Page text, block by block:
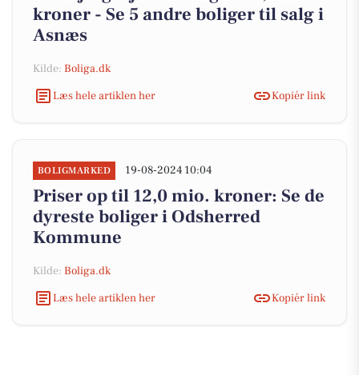
kroner - Se 5 andre boliger til salg i
Asnæs
Kilde: Boliga.dk
Læs hele artiklen her
Kopiér link
BOLIGMARKED 19-08-2024 10:04
Priser op til 12,0 mio. kroner: Se de
dyreste boliger i Odsherred
Kommune
Kilde: Boliga.dk
Læs hele artiklen her
Kopiér link